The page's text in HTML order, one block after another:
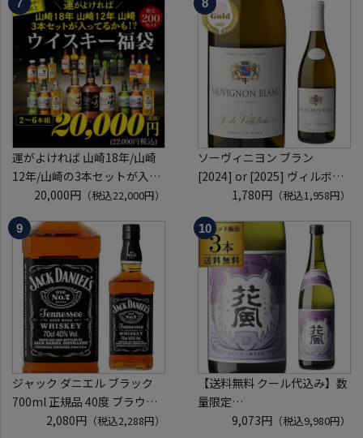
「源氏の間」
入場券となるeチケットは【9
月下旬】にメールにて配信予
定
mackay scotch whisky [長S]
運がよければ 山崎18年/山崎
12年/山崎の3本セットが入っ
ているかも！？ ウイスキー福
袋 2～6本組 限定200セット
虎S ※必ずもらえるCP対象
(1P)
20,000円（税込22,000円）
ソーヴィニヨン ブラン
[2024] or [2025] ヴィルボワ
750ml フランス ロワール 辛
口 白ワイン 浜運A
1,780円 （税込1,958円）
ジャック ダニエル ブラック
700ml 正規品 40度 ブラウン
フォーマン2,080円（税込2,288円）
【送料無料 クール代込み】数
量限定
稲とアガベ 交酒 花風 -心拍-
9,073円 （税込9,980円）